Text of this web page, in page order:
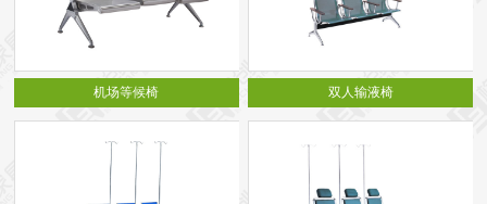
机场等候椅 双人输液椅